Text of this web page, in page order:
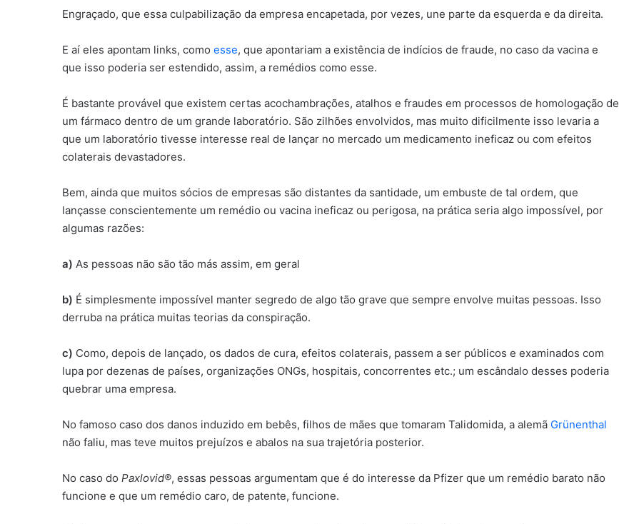
Engraçado, que essa culpabilização da empresa encapetada, por vezes, une parte da esquerda e da direita.
E aí eles apontam links, como esse, que apontariam a existência de indícios de fraude, no caso da vacina e
que isso poderia ser estendido, assim, a remédios como esse.
É bastante provável que existem certas acochambrações, atalhos e fraudes em processos de homologação de
um fármaco dentro de um grande laboratório. São zilhões envolvidos, mas muito dificilmente isso levaria a
que um laboratório tivesse interesse real de lançar no mercado um medicamento ineficaz ou com efeitos
colaterais devastadores.
Bem, ainda que muitos sócios de empresas são distantes da santidade, um embuste de tal ordem, que
lançasse conscientemente um remédio ou vacina ineficaz ou perigosa, na prática seria algo impossível, por
algumas razões:
a) As pessoas não são tão más assim, em geral
b) É simplesmente impossível manter segredo de algo tão grave que sempre envolve muitas pessoas. Isso
derruba na prática muitas teorias da conspiração.
c) Como, depois de lançado, os dados de cura, efeitos colaterais, passem a ser públicos e examinados com
lupa por dezenas de países, organizações ONGs, hospitais, concorrentes etc.; um escândalo desses poderia
quebrar uma empresa.
No famoso caso dos danos induzido em bebês, filhos de mães que tomaram Talidomida, a alemã Grünenthal
não faliu, mas teve muitos prejuízos e abalos na sua trajetória posterior.
No caso do Paxlovid®, essas pessoas argumentam que é do interesse da Pfizer que um remédio barato não
funcione e que um remédio caro, de patente, funcione.